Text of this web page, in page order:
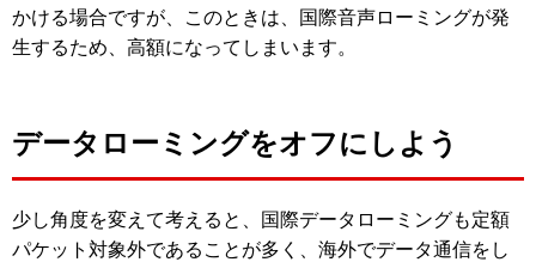
かける場合ですが、このときは、国際音声ローミングが発
生するため、高額になってしまいます。
データローミングをオフにしよう
少し角度を変えて考えると、国際データローミングも定額
パケット対象外であることが多く、海外でデータ通信をし